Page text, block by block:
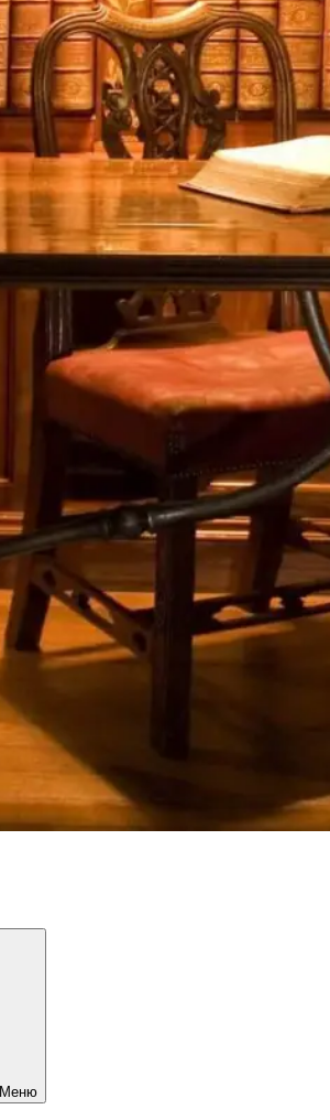
Меню